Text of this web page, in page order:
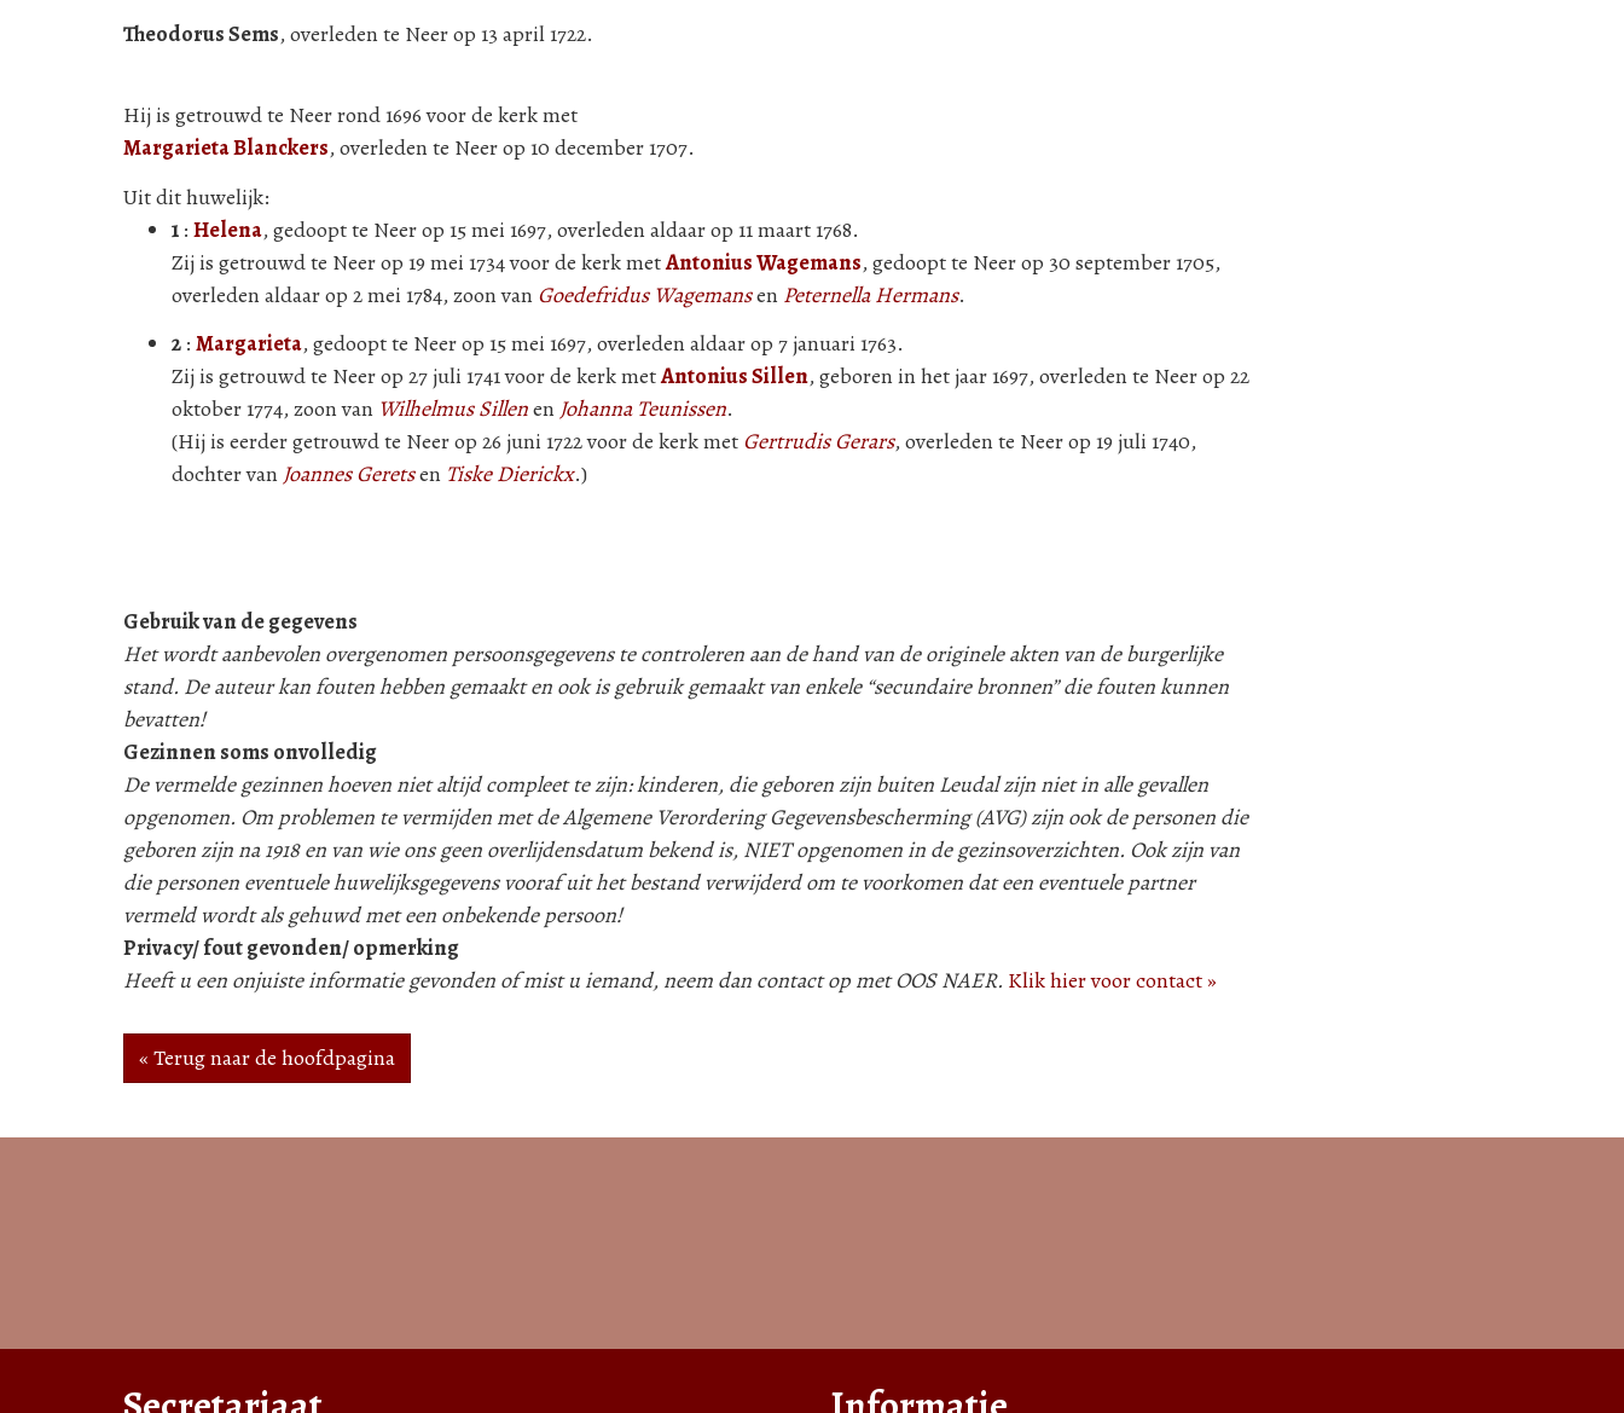
Theodorus Sems, overleden te Neer op 13 april 1722.
Hij is getrouwd te Neer rond 1696 voor de kerk met
Margarieta Blanckers, overleden te Neer op 10 december 1707.
Uit dit huwelijk:
1 : Helena, gedoopt te Neer op 15 mei 1697, overleden aldaar op 11 maart 1768.
Zij is getrouwd te Neer op 19 mei 1734 voor de kerk metAntonius Wagemans, gedoopt te Neer op 30 september 1705,
overleden aldaar op 2 mei 1784, zoon van Goedefridus Wagemansen Peternella Hermans.
2 : Margarieta, gedoopt te Neer op 15 mei 1697, overleden aldaar op 7 januari 1763.
Zij is getrouwd te Neer op 27 juli 1741 voor de kerk metAntonius Sillen, geboren in het jaar 1697, overleden te Neer op 22
oktober 1774, zoon van Wilhelmus Sillenen Johanna Teunissen.
(Hij is eerder getrouwd te Neer op 26 juni 1722 voor de kerk met Gertrudis Gerars, overleden te Neer op 19 juli 1740,
dochter van Joannes Geretsen Tiske Dierickx.)
Gebruik van de gegevens
Het wordt aanbevolen overgenomen persoonsgegevens te controleren aan de hand van de originele akten van de burgerlijke
stand. De auteur kan fouten hebben gemaakt en ook is gebruik gemaakt van enkele “secundaire bronnen” die fouten kunnen
bevatten!
Gezinnen soms onvolledig
De vermelde gezinnen hoeven niet altijd compleet te zijn: kinderen, die geboren zijn buiten Leudal zijn niet in alle gevallen
opgenomen. Om problemen te vermijden met de Algemene Verordering Gegevensbescherming (AVG) zijn ook de personen die
geboren zijn na 1918 en van wie ons geen overlijdensdatum bekend is, NIET opgenomen in de gezinsoverzichten. Ook zijn van
die personen eventuele huwelijksgegevens vooraf uit het bestand verwijderd om te voorkomen dat een eventuele partner
vermeld wordt als gehuwd met een onbekende persoon!
Privacy/ fout gevonden/ opmerking
Heeft u een onjuiste informatie gevonden of mist u iemand, neem dan contact op met OOS NAER. Klik hier voor contact »
« Terug naar de hoofdpagina